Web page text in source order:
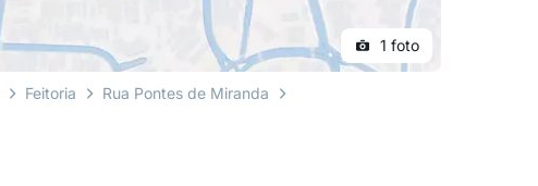
1 foto
Feitoria
Rua Pontes de Miranda